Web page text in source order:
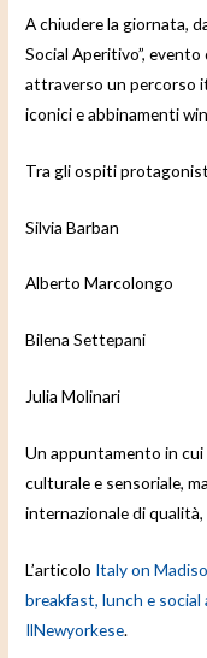
A chiudere la giornata,
Social Aperitivo”,
attraverso un percorso
iconici e abbinamenti
Tra gli ospiti
Silvia Barban
Alberto Marcolongo
Bilena Settepani
Julia Molinari
Un appuntamento in
culturale e sensoriale,
internazionale di
L’articolo Italy on
breakfast, lunch e
IlNewyorkese.